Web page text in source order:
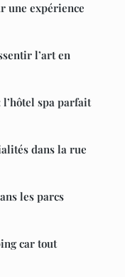
une expérience
l’art en
spa parfait
dans la rue
les parcs
car tout